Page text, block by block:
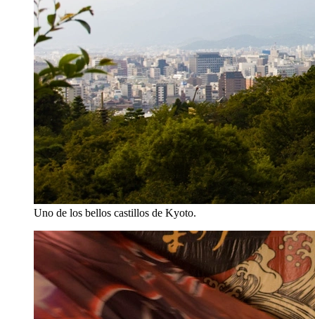
Uno de los bellos castillos de Kyoto.